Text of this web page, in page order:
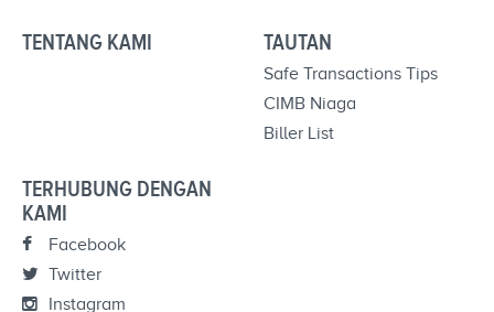
TENTANG KAMI TAUTAN
Safe Transactions Tips
CIMB Niaga
Biller List
TERHUBUNG DENGAN
KAMI
Facebook
Twitter
Instagram